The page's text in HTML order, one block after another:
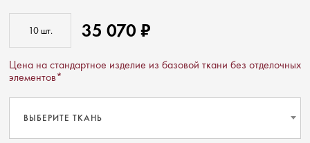
35 070 ₽
Цена на стандартное изделие из базовой ткани без отделочных
элементов*
ВЫБЕРИТЕ ТКАНЬ